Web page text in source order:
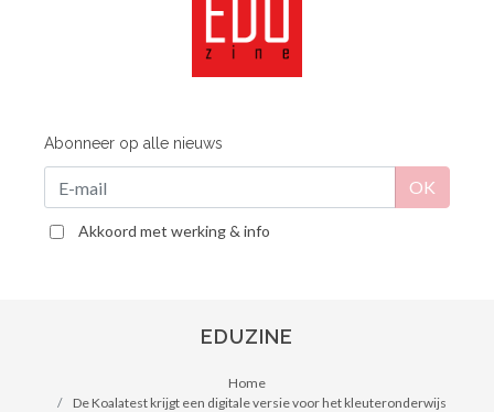
Abonneer op alle nieuws
Akkoord met werking & info
EDUZINE
Home
De Koalatest krijgt een digitale versie voor het kleuteronderwijs